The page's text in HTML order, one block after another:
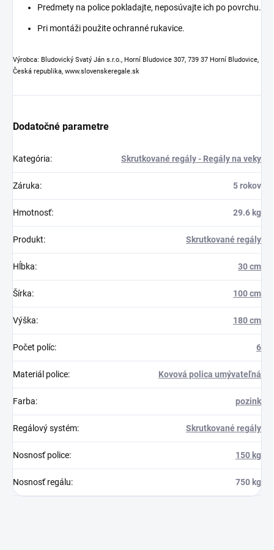
Predmety na police pokladajte, neposúvajte ich po povrchu.
Pri montáži použite ochranné rukavice.
Výrobca: Bludovický Svatý Ján s.r.o., Horní Bludovice 307, 739 37 Horní Bludovice,
Česká republika, www.slovenskeregale.sk
Dodatočné parametre
Kategória: Skrutkované regály - Regály na veky
Záruka: 5 rokov
Hmotnosť: 29.6 kg
Produkt: Skrutkované regály
Hĺbka: 30 cm
Šírka: 100 cm
Výška: 180 cm
Počet políc: 6
Materiál police: Kovová polica umývateľná
Farba: pozink
Regálový systém: Skrutkované regály
Nosnosť police: 150 kg
Nosnosť regálu: 750 kg